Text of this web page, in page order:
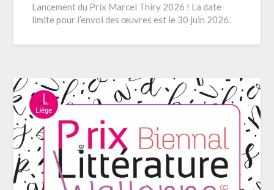
Lancement du Prix Marcel Thiry 2026 ! La date
limite pour l’envoi des œuvres est le 30 juin 2026.